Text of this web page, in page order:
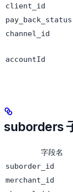
client_id
pay_back_status
channel_id
accountId
suborders
字段名
suborder_id
merchant_id